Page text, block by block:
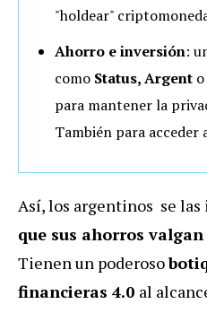
"holdear"
Ahorro e inversión:
como Status, Argent o
para mantener la
También para acceder
Así, los argentinos se las
que sus ahorros
Tienen un poderoso
financieras 4.0 al